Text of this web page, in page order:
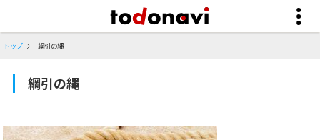
トップ 綱引の縄
綱引の縄